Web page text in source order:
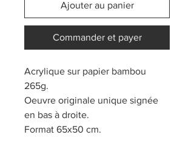
Ajouter au panier
Commander et payer
Acrylique sur papier bambou
265g.
Oeuvre originale unique signée
en bas à droite.
Format 65x50 cm.